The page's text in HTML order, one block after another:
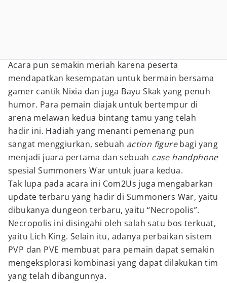
Acara pun semakin meriah karena peserta
mendapatkan kesempatan untuk bermain bersama
gamer cantik Nixia dan juga Bayu Skak yang penuh
humor. Para pemain diajak untuk bertempur di
arena melawan kedua bintang tamu yang telah
hadir ini. Hadiah yang menanti pemenang pun
sangat menggiurkan, sebuah action figurebagi yang
menjadi juara pertama dan sebuah case handphone
spesial Summoners War untuk juara kedua.
Tak lupa pada acara ini Com2Us juga mengabarkan
update terbaru yang hadir di Summoners War, yaitu
dibukanya dungeon terbaru, yaitu “Necropolis”.
Necropolis ini disingahi oleh salah satu bos terkuat,
yaitu Lich King. Selain itu, adanya perbaikan sistem
PVP dan PVE membuat para pemain dapat semakin
mengeksplorasi kombinasi yang dapat dilakukan tim
yang telah dibangunnya.